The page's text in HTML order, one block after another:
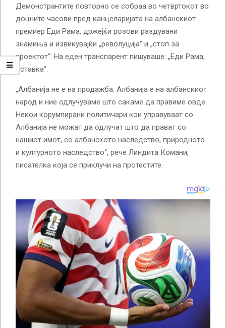
Демонстрантите повторно се собраа во четвртокот во
доцните часови пред канцеларијата на албанскиот
премиер Еди Рама, држејќи розови раздувани
знамиња и извикувајќи „револуција“ и „стоп за
проектот“. На еден транспарент пишуваше: „Еди Рама,
оставка“.
„Албанија не е на продажба. Албанија е на албанскиот
народ и ние одлучуваме што сакаме да правиме овде.
Некои корумпирани политичари кои управуваат со
Албанија не можат да одлучат што да прават со
нашиот имот, со албанското наследство, природното
и културното наследство“, рече Линдита Комани,
писателка која се приклучи на протестите.